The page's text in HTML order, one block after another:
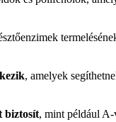
, amelyek
biztosít, mint például A-